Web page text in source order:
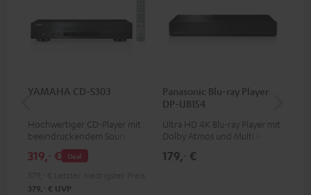
YAMAHA CD-S303
Hochwertiger CD-Player mit
beeindruckendem Sound und
wertiger Verarbeitung
Deal
319,‐ €
379, ‐ € UVP
Panasonic Blu-ray Player
DP-UB154
Ultra HD 4K Blu-ray Player mit
Dolby Atmos und Multi HDR-
HDR10+ für eine überragende
179,‐ €